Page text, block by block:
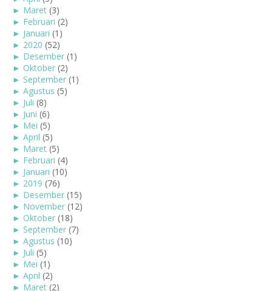
► Maret (3)
► Februari (2)
► Januari (1)
► 2020 (52)
► Desember (1)
► Oktober (2)
► September (1)
► Agustus (5)
► Juli (8)
► Juni (6)
► Mei (5)
► April (5)
► Maret (5)
► Februari (4)
► Januari (10)
► 2019 (76)
► Desember (15)
► November (12)
► Oktober (18)
► September (7)
► Agustus (10)
► Juli (5)
► Mei (1)
► April (2)
► Maret (2)